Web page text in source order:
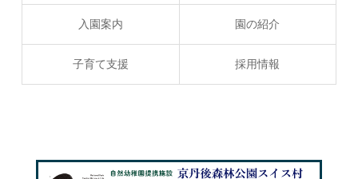
入園案内 園の紹介
子育て支援 採用情報